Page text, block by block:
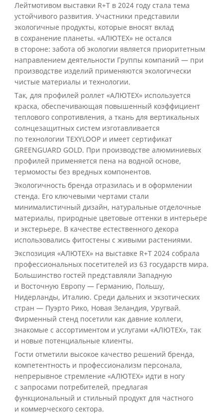
Лейтмотивом выставки R+T в 2024 году стала тема
устойчивого развития. Участники представили
экологичные продукты, которые вносят вклад
в сохранение планеты. «АЛЮТЕХ» не остался
в стороне: забота об экологии является приоритетным
направлением деятельности Группы компаний — при
производстве изделий применяются экологически
чистые материалы и технологии.
Так, для профилей роллет «АЛЮТЕХ» используется
краска, обеспечивающая повышенный коэффициент
теплового сопротивления, а ткань для вертикальных
солнцезащитных систем изготавливается
по технологии TEXYLOOP и имеет сертификат
GREENGUARD GOLD. При производстве алюминиевых
профилей применяется пена на водной основе,
термомосты без вредных компонентов.
Экологичность бренда отразилась и в оформлении
стенда. Его ключевыми чертами стали
минималистичный дизайн, натуральные отделочные
материалы, природные цветовые оттенки в интерьере
и экстерьере. В качестве естественного декора
использовались фитостены с живыми растениями.
Экспозиция «АЛЮТЕХ» на выставке R+T 2024 собрала
профессиональных посетителей из 63 государств мира.
Большинство гостей представляли Западную
и Восточную Европу — Германию, Польшу,
Нидерланды, Италию. Среди дальних и экзотических
стран — Пуэрто Рико, Новая Зеландия, Уругвай.
Фирменный стенд посетили как давние коллеги,
знакомые с ассортиментом и услугами «АЛЮТЕХ», так
и новые потенциальные клиенты.
Гости отметили высокое качество решений бренда,
компетентность и профессионализм персонала,
непрерывное стремление «АЛЮТЕХ» идти в ногу
с запросами потребителей, предлагая
функциональный и стильный продукт для частного
и коммерческого сектора.